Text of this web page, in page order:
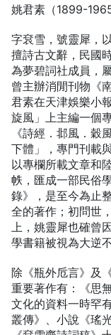
姚君素（1899-1965
字袞雪，號靈犀，
擅詩古文辭，民國
為夢碧詞社成員，
曾主辦消閒刊物《
君素在天津娛樂小
旋風」上主編一個
《詩經．邶風．穀
下體」，專門刊載
以專欄所載文章和
帙，匯成一部民俗
錄》，是至今為止
全的著作；初問世
上，姚靈犀也確曾
學書籍被視為大逆
除《瓶外卮言》及
重要著作有：《思
文化的資料一時罕
叢傳》、小說《瑤